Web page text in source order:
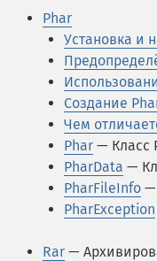
Phar
Установка и
Создание
Чем
Phar — Класс
PharData —
PharFileInfo —
PharException
Rar —